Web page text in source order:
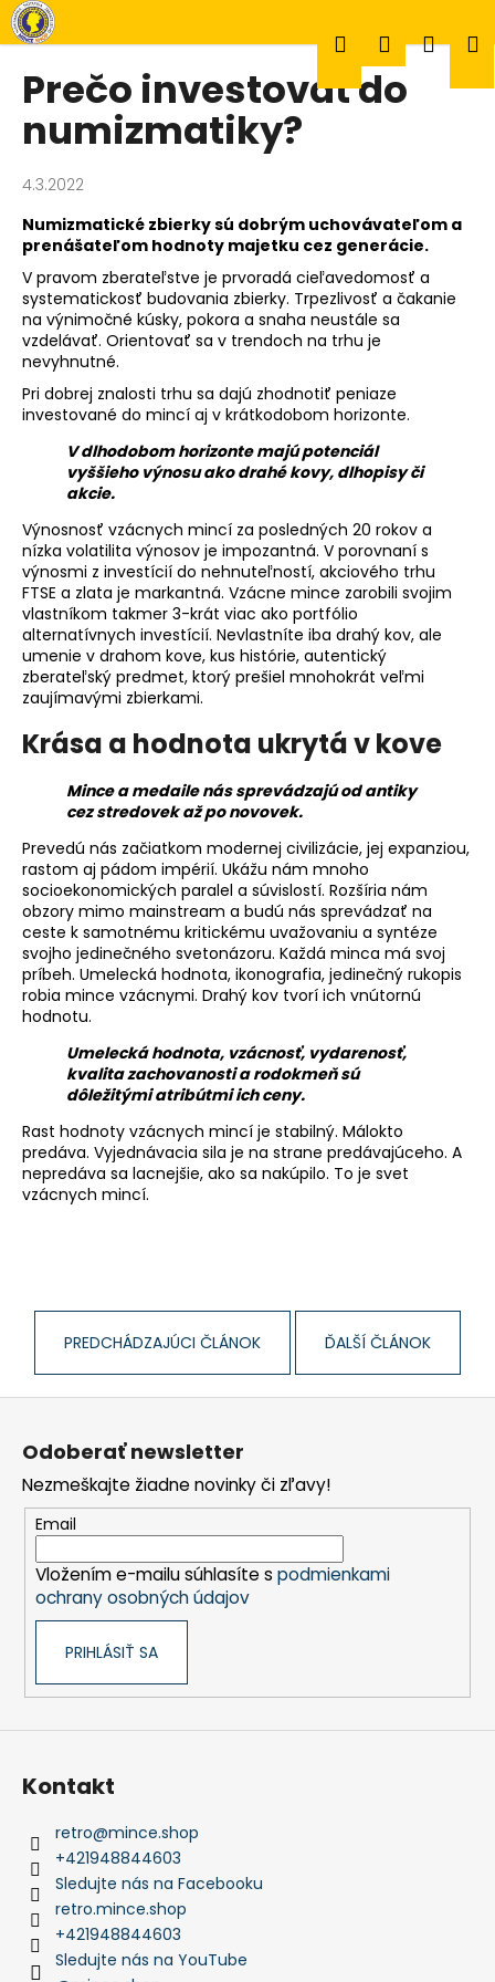
Prejsť
na
obsah
Hľadať
Prečo investovať do
numizmatiky?
4.3.2022
Numizmatické zbierky sú dobrým uchovávateľom a
prenášateľom hodnoty majetku cez generácie.
V pravom zberateľstve je prvoradá cieľavedomosť a
systematickosť budovania zbierky. Trpezlivosť a čakanie
na výnimočné kúsky, pokora a snaha neustále sa
vzdelávať. Orientovať sa v trendoch na trhu je
nevyhnutné.
Pri dobrej znalosti trhu sa dajú zhodnotiť peniaze
investované do mincí aj v krátkodobom horizonte.
V dlhodobom horizonte majú potenciál
vyššieho výnosu ako drahé kovy, dlhopisy či
akcie.
Výnosnosť vzácnych mincí za posledných 20 rokov a
nízka volatilita výnosov je impozantná. V porovnaní s
výnosmi z investícií do nehnuteľností, akciového trhu
FTSE a zlata je markantná. Vzácne mince zarobili svojim
vlastníkom takmer 3-krát viac ako portfólio
alternatívnych investícií. Nevlastníte iba drahý kov, ale
umenie v drahom kove, kus histórie, autentický
zberateľský predmet, ktorý prešiel mnohokrát veľmi
zaujímavými zbierkami.
Krása a hodnota ukrytá v kove
Mince a medaile nás sprevádzajú od antiky
cez stredovek až po novovek.
Prevedú nás začiatkom modernej civilizácie, jej expanziou,
rastom aj pádom impérií. Ukážu nám mnoho
socioekonomických paralel a súvislostí. Rozšíria nám
obzory mimo mainstream a budú nás sprevádzať na
ceste k samotnému kritickému uvažovaniu a syntéze
svojho jedinečného svetonázoru. Každá minca má svoj
príbeh. Umelecká hodnota, ikonografia, jedinečný rukopis
robia mince vzácnymi. Drahý kov tvorí ich vnútornú
hodnotu.
Umelecká hodnota, vzácnosť, vydarenosť,
kvalita zachovanosti a rodokmeň sú
dôležitými atribútmi ich ceny.
Rast hodnoty vzácnych mincí je stabilný. Málokto
predáva. Vyjednávacia sila je na strane predávajúceho. A
nepredáva sa lacnejšie, ako sa nakúpilo. To je svet
vzácnych mincí.
PREDCHÁDZAJÚCI ČLÁNOK ĎALŠÍ ČLÁNOK
K
o
Č
o
p
t
r
e
b
u
j
e
á
j
s
ť
?
HĽADAŤ
O
d
p
o
r
ú
č
a
Odoberať newsletter
Nezmeškajte žiadne novinky či zľavy!
Email
Vložením e-mailu súhlasíte s podmienkami
ochrany osobných údajov
PRIHLÁSIŤ SA
Kontakt
retro@mince.shop
+421948844603
Sledujte nás na Facebooku
retro.mince.shop
+421948844603
Sledujte nás na YouTube